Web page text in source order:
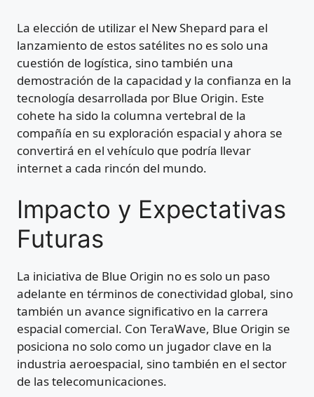
La elección de utilizar el New Shepard para el
lanzamiento de estos satélites no es solo una
cuestión de logística, sino también una
demostración de la capacidad y la confianza en la
tecnología desarrollada por Blue Origin. Este
cohete ha sido la columna vertebral de la
compañía en su exploración espacial y ahora se
convertirá en el vehículo que podría llevar
internet a cada rincón del mundo.
Impacto y Expectativas
Futuras
La iniciativa de Blue Origin no es solo un paso
adelante en términos de conectividad global, sino
también un avance significativo en la carrera
espacial comercial. Con TeraWave, Blue Origin se
posiciona no solo como un jugador clave en la
industria aeroespacial, sino también en el sector
de las telecomunicaciones.